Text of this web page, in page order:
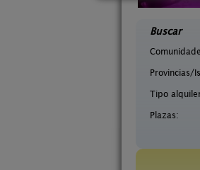
Buscar
Provincias/
Tipo
Plazas: